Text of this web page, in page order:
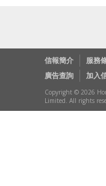
信報簡介 服務
廣告查詢
加入
Copyright © 2026
Limited. All rights